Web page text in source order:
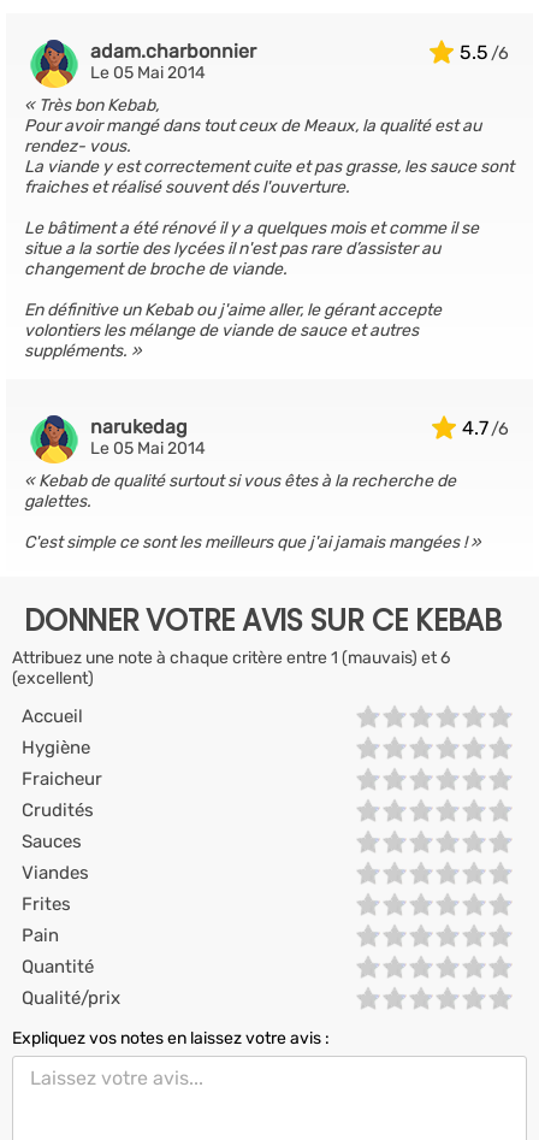
5.5
adam.charbonnier
Le 05 Mai 2014
Très bon Kebab,
Pour avoir mangé dans tout ceux de Meaux, la qualité est au
rendez- vous.
La viande y est correctement cuite et pas grasse, les sauce sont
fraiches et réalisé souvent dés l'ouverture.
Le bâtiment a été rénové il y a quelques mois et comme il se
situe a la sortie des lycées il n'est pas rare d’assister au
changement de broche de viande.
En définitive un Kebab ou j'aime aller, le gérant accepte
volontiers les mélange de viande de sauce et autres
suppléments.
4.7
narukedag
Le 05 Mai 2014
Kebab de qualité surtout si vous êtes à la recherche de
galettes.
C'est simple ce sont les meilleurs que j'ai jamais mangées !
DONNER VOTRE AVIS SUR CE KEBAB
Attribuez une note à chaque critère entre 1 (mauvais) et 6
(excellent)
Accueil
Hygiène
Fraicheur
Crudités
Sauces
Viandes
Frites
Pain
Quantité
Qualité/prix
Expliquez vos notes en laissez votre avis :